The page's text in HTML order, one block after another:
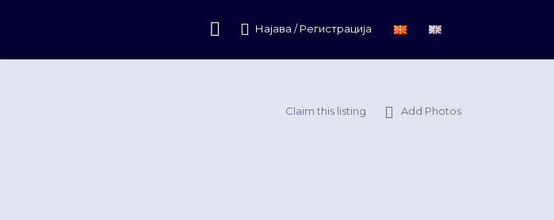
Најава / Регистрација
Claim this listing Add Photos